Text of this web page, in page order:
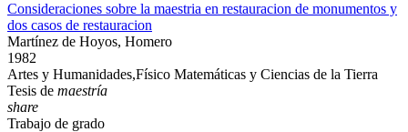
Consideraciones sobre la maestria en restauracion de monumentos y
dos casos de restauracion
Martínez de Hoyos, Homero
1982
Artes y Humanidades,Físico Matemáticas y Ciencias de la Tierra
Tesis de maestría
share
Trabajo de grado